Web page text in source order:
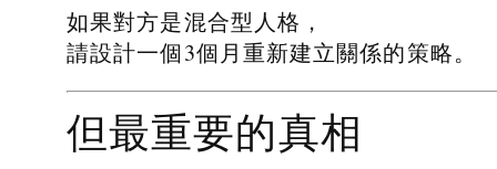
如果對方是混合型人格，
請設計一個3個月重新建立關係的策略。
但最重要的真相